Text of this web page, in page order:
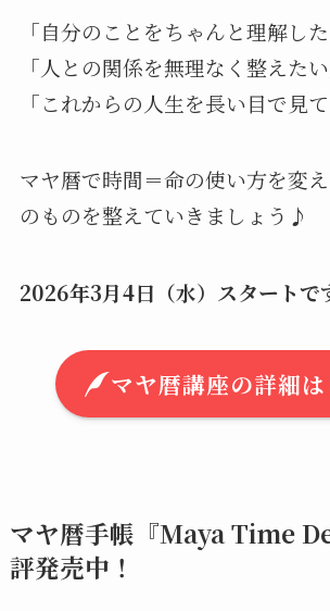
ライフデザイン講座」が間もな
「人との関係を無理なく整えたい
マヤ暦で時間＝命の使い方を変